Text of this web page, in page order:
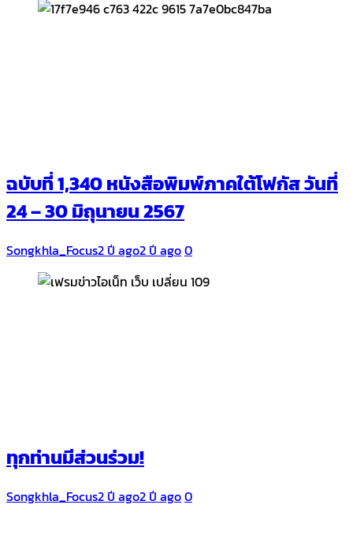
ฉบับที่ 1,340 หนังสือพิมพ์ภาคใต้โฟกัส วันที่
24 – 30 มิถุนายน 2567
Songkhla_Focus2 ปี ago2 ปี ago0
ทุกท่านมีส่วนร่วม!
Songkhla_Focus2 ปี ago2 ปี ago0